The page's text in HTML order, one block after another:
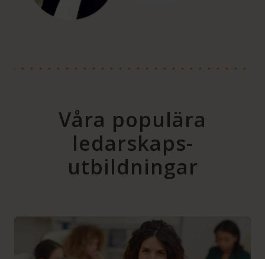
Våra populära
ledarskaps­
utbildningar